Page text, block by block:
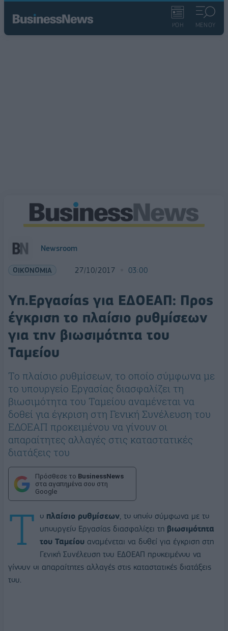
ΡΟΗ ΜΕΝΟΥ
Newsroom
ΟΙΚΟΝΟΜΙΑ 27/10/2017 03:00
Υπ.Εργασίας για ΕΔΟΕΑΠ: Προς
έγκριση το πλαίσιο ρυθμίσεων
για την βιωσιμότητα του
Ταμείου
Το πλαίσιο ρυθμίσεων, το οποίο σύμφωνα με
το υπουργείο Εργασίας διασφαλίζει τη
βιωσιμότητα του Ταμείου αναμένεται να
δοθεί για έγκριση στη Γενική Συνέλευση του
ΕΔΟΕΑΠ προκειμένου να γίνουν οι
απαραίτητες αλλαγές στις καταστατικές
διατάξεις του
Πρόσθεσε το BusinessNews
στα αγαπημένα σου στη
Google
Τ ο πλαίσιο ρυθμίσεων , το οποίο σύμφωνα με το
υπουργείο Εργασίας διασφαλίζει τη βιωσιμότητα
του Ταμείου αναμένεται να δοθεί για έγκριση στη
Γενική Συνέλευση του ΕΔΟΕΑΠ προκειμένου να
γίνουν οι απαραίτητες αλλαγές στις καταστατικές διατάξεις
του.